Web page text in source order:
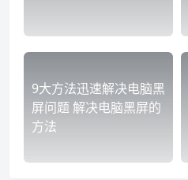
9大方法迅速解决电脑黑
屏问题 解决电脑黑屏的
方法